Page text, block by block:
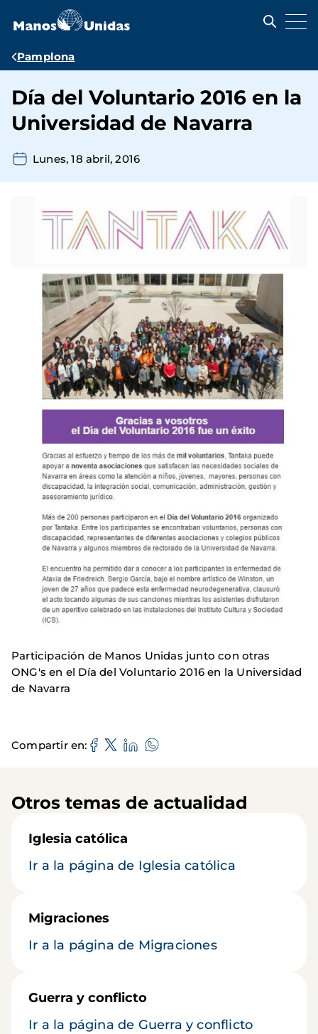
contenido
Ruta
navegación
Pamplona
Día del Voluntario 2016 en la
Universidad de Navarra
Lunes, 18 abril, 2016
Participación de Manos Unidas junto con otras
ONG's en el Día del Voluntario 2016 en la Universidad
de Navarra
Compartir en
Otros temas de actualidad
Iglesia católica
Ir a la página de Iglesia católica
Migraciones
Ir a la página de Migraciones
Guerra y conflicto
Ir a la página de Guerra y conflicto